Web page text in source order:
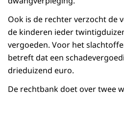
Ook is de rechter verzocht de
de kinderen ieder
vergoeden. Voor het
betreft dat een
drieduizend euro.
De rechtbank doet over twee